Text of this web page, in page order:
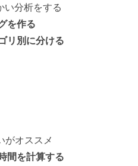
分析をする
を作る
リ別に分ける
ススメ
間を計算する